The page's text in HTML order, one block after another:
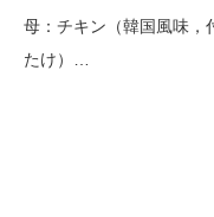
母：チキン（韓国風味，
たけ）…